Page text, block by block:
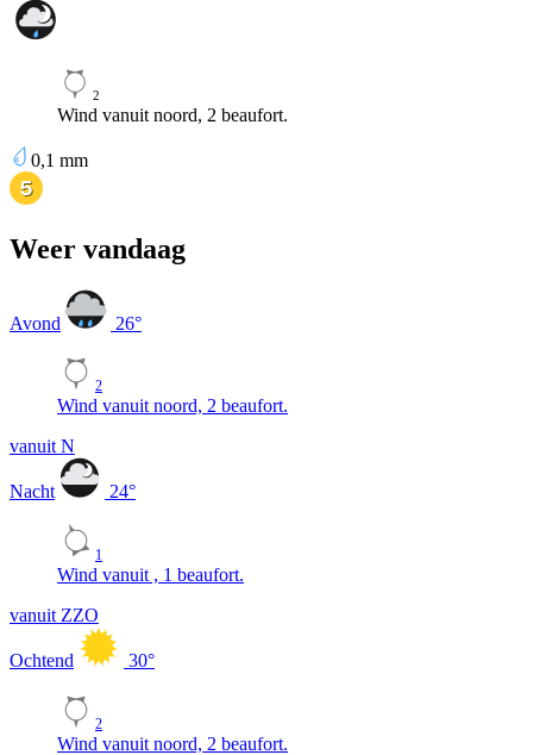
2
Wind vanuit noord, 2 beaufort.
0,1 mm
Weer vandaag
Avond 26°
2
Wind vanuit noord, 2 beaufort.
vanuit N
Nacht 24°
1
Wind vanuit , 1 beaufort.
vanuit ZZO
Ochtend 30°
2
Wind vanuit noord, 2 beaufort.